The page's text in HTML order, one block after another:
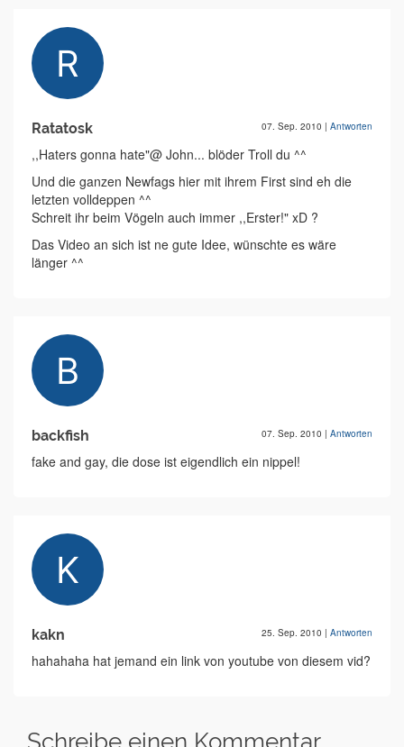
Ratatosk 07. Sep. 2010 | Antworten
,,Haters gonna hate"@ John... blöder Troll du ^^
Und die ganzen Newfags hier mit ihrem First sind eh die
letzten volldeppen ^^
Schreit ihr beim Vögeln auch immer ,,Erster!" xD ?
Das Video an sich ist ne gute Idee, wünschte es wäre
länger ^^
backfish 07. Sep. 2010 | Antworten
fake and gay, die dose ist eigendlich ein nippel!
kakn 25. Sep. 2010 | Antworten
hahahaha hat jemand ein link von youtube von diesem vid?